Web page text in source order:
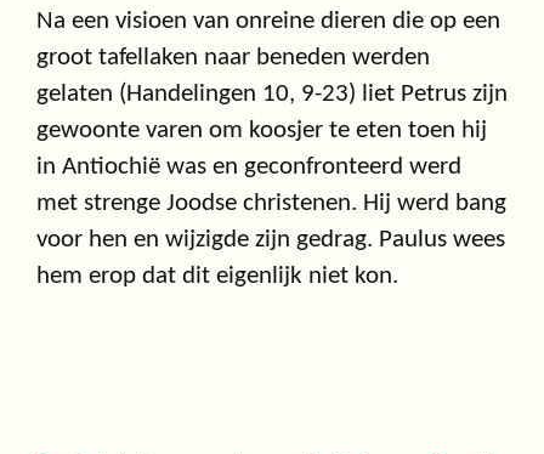
Na een visioen van onreine dieren die op een
groot tafellaken naar beneden werden
gelaten (Handelingen 10, 9-23) liet Petrus zijn
gewoonte varen om koosjer te eten toen hij
in Antiochië was en geconfronteerd werd
met strenge Joodse christenen. Hij werd bang
voor hen en wijzigde zijn gedrag. Paulus wees
hem erop dat dit eigenlijk niet kon.